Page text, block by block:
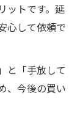
ットです。延
心して依頼で
と「手放して
、今後の買い